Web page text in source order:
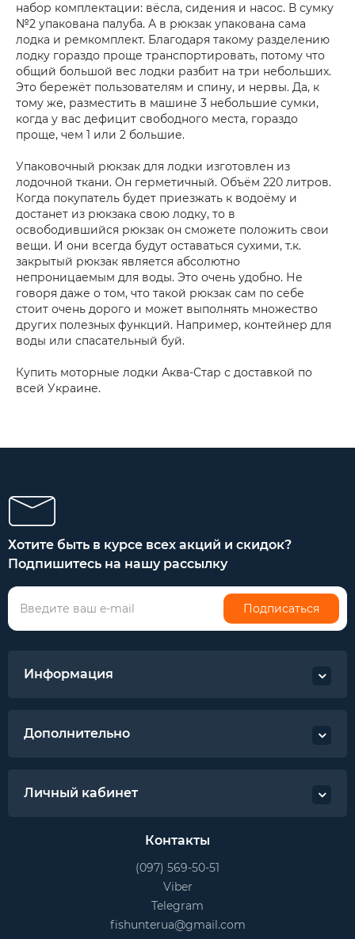
набор комплектации: вёсла, сидения и насос. В сумку
№2 упакована палуба. А в рюкзак упакована сама
лодка и ремкомплект. Благодаря такому разделению
лодку гораздо проще транспортировать, потому что
общий большой вес лодки разбит на три небольших.
Это бережёт пользователям и спину, и нервы. Да, к
тому же, разместить в машине 3 небольшие сумки,
когда у вас дефицит свободного места, гораздо
проще, чем 1 или 2 большие.
Упаковочный рюкзак для лодки изготовлен из
лодочной ткани. Он герметичный. Объём 220 литров.
Когда покупатель будет приезжать к водоёму и
достанет из рюкзака свою лодку, то в
освободившийся рюкзак он сможете положить свои
вещи. И они всегда будут оставаться сухими, т.к.
закрытый рюкзак является абсолютно
непроницаемым для воды. Это очень удобно. Не
говоря даже о том, что такой рюкзак сам по себе
стоит очень дорого и может выполнять множество
других полезных функций. Например, контейнер для
воды или спасательный буй.
Купить моторные лодки Аква-Стар с доставкой по
всей Украине.
Хотите быть в курсе всех акций и скидок?
Подпишитесь на нашу рассылку
Подписаться
Информация
Дополнительно
Личный кабинет
Контакты
(097) 569-50-51
Viber
Telegram
fishunterua@gmail.com